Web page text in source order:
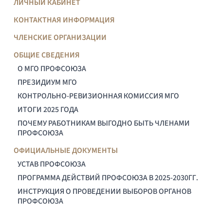
ЛИЧНЫЙ КАБИНЕТ
КОНТАКТНАЯ ИНФОРМАЦИЯ
ЧЛЕНСКИЕ ОРГАНИЗАЦИИ
ОБЩИЕ СВЕДЕНИЯ
О МГО ПРОФСОЮЗА
ПРЕЗИДИУМ МГО
КОНТРОЛЬНО-РЕВИЗИОННАЯ КОМИССИЯ МГО
ИТОГИ 2025 ГОДА
ПОЧЕМУ РАБОТНИКАМ ВЫГОДНО БЫТЬ ЧЛЕНАМИ
ПРОФСОЮЗА
ОФИЦИАЛЬНЫЕ ДОКУМЕНТЫ
УСТАВ ПРОФСОЮЗА
ПРОГРАММА ДЕЙСТВИЙ ПРОФСОЮЗА В 2025-2030ГГ.
ИНСТРУКЦИЯ О ПРОВЕДЕНИИ ВЫБОРОВ ОРГАНОВ
ПРОФСОЮЗА